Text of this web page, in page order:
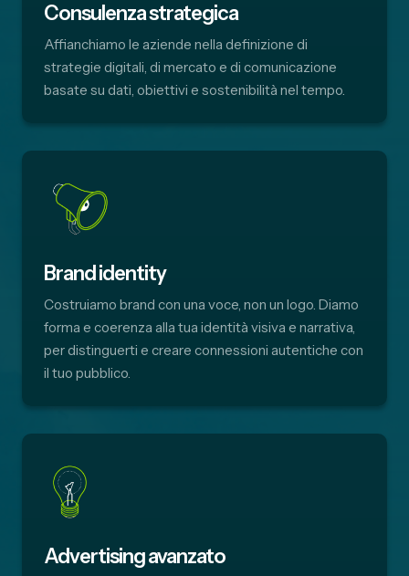
Consulenza strategica
Affianchiamo le aziende nella definizione di
strategie digitali, di mercato e di comunicazione
basate su dati, obiettivi e sostenibilità nel tempo.
Brand identity
Costruiamo brand con una voce, non un logo. Diamo
forma e coerenza alla tua identità visiva e narrativa,
per distinguerti e creare connessioni autentiche con
il tuo pubblico.
Advertising avanzato